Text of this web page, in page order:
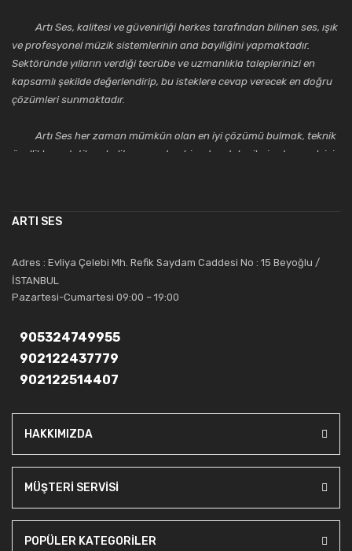
Artı Ses, kalitesi ve güvenirliği herkes tarafından bilinen ses, ışık
ve profesyonel müzik sistemlerinin ana bayiliğini yapmaktadır.
Sektöründe yılların verdiği tecrübe ve uzmanlıkla taleplerinizi en
kapsamlı şekilde değerlendirip, bu isteklere cevap verecek en doğru
çözümleri sunmaktadır.
Artı Ses her zaman mümkün olan en iyi çözümü bulmak, teknik
özellikler, estetik ve kalite açısından bir adım daha ileriye taşımak için
saygıdeğer yerini kazanmıştır.
Artı Ses, güler yüzü ve deneyimi ile bu gün ve gelecekte
güvenebileceğiniz bir tercihtir.
ARTI SES
Adres : Evliya Çelebi Mh. Refik Saydam Caddesi No : 15 Beyoğlu /
İSTANBUL
Pazartesi-Cumartesi 09:00 – 19:00
905324749955
902122437779
902122514407
HAKKIMIZDA
MÜŞTERİ SERVİSİ
POPÜLER KATEGORİLER